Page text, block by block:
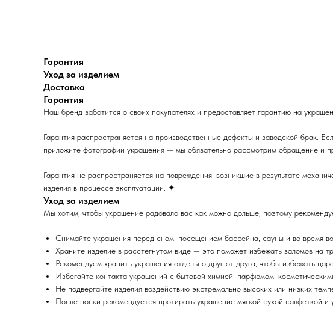
Гарантия
Уход за изделием
Доставка
Гарантия
Наш бренд заботится о своих покупателях и предоставляет гарантию на
Гарантия распространяется на производственные дефекты и заводской брак.
приложите фотографии украшения — мы обязательно рассмотрим обращение и
Гарантия не распространяется на повреждения, возникшие в результате
изделия в процессе эксплуатации. ✦
Уход за изделием
Мы хотим, чтобы украшение радовало вас как можно дольше, поэтому
Снимайте украшения перед сном, посещением бассейна, сауны и во время
Храните изделие в расстегнутом виде — это поможет избежать заломов на
Рекомендуем хранить украшения отдельно друг от друга, чтобы избежать
Избегайте контакта украшений с бытовой химией, парфюмом,
Не подвергайте изделия воздействию экстремально высоких или низких
После носки рекомендуется протирать украшение мягкой сухой салфеткой и